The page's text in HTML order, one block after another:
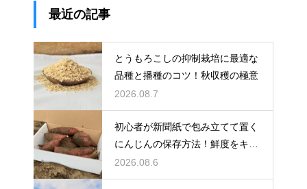
最近の記事
とうもろこしの抑制栽培に最適な
品種と播種のコツ！秋収穫の極意
2026.08.7
初心者が新聞紙で包み立てて置く
にんじんの保存方法！鮮度をキー
プする
2026.08.6